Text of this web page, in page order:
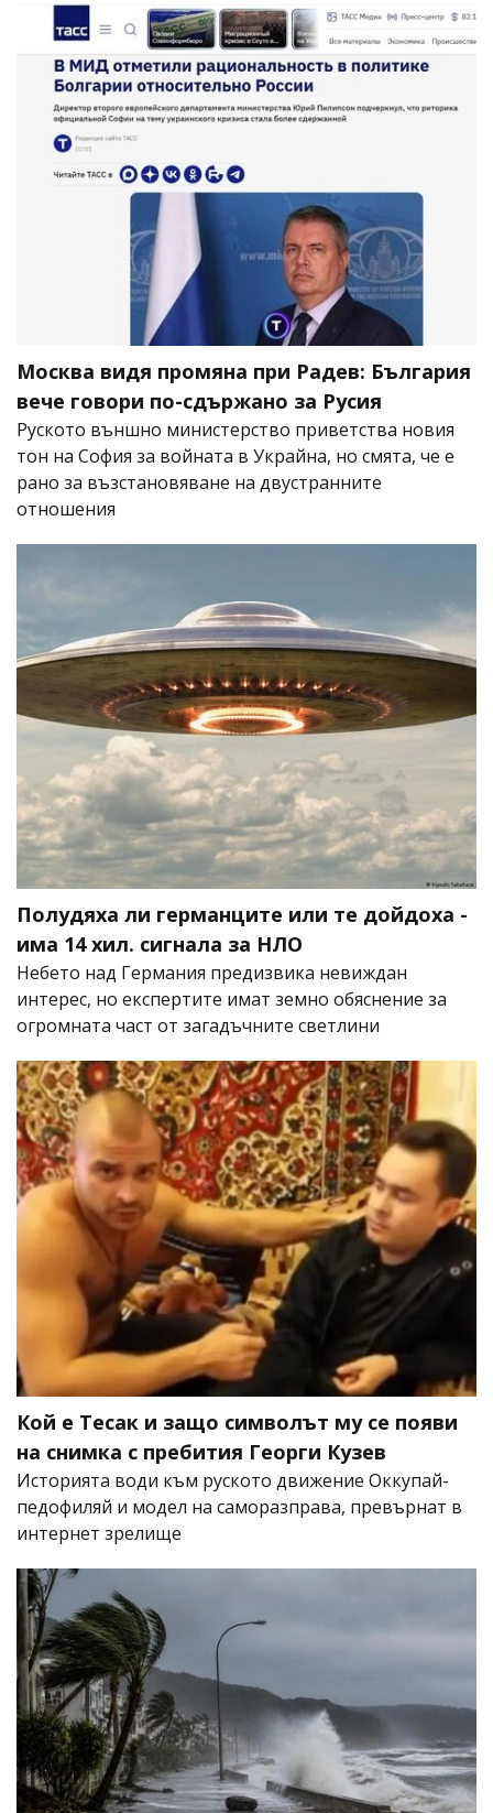
Москва видя промяна при Радев: България
вече говори по-сдържано за Русия
Руското външно министерство приветства новия
тон на София за войната в Украйна, но смята, че е
рано за възстановяване на двустранните
отношения
Полудяха ли германците или те дойдоха -
има 14 хил. сигнала за НЛО
Небето над Германия предизвика невиждан
интерес, но експертите имат земно обяснение за
огромната част от загадъчните светлини
Кой е Тесак и защо символът му се появи
на снимка с пребития Георги Кузев
Историята води към руското движение Оккупай-
педофиляй и модел на саморазправа, превърнат в
интернет зрелище